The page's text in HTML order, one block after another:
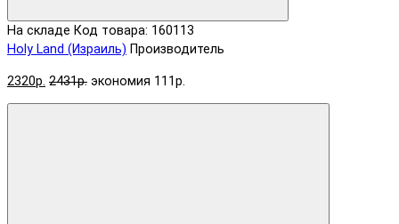
На складе Код товара: 160113
Holy Land (Израиль) Производитель
2320р. 2431р. экономия 111р.